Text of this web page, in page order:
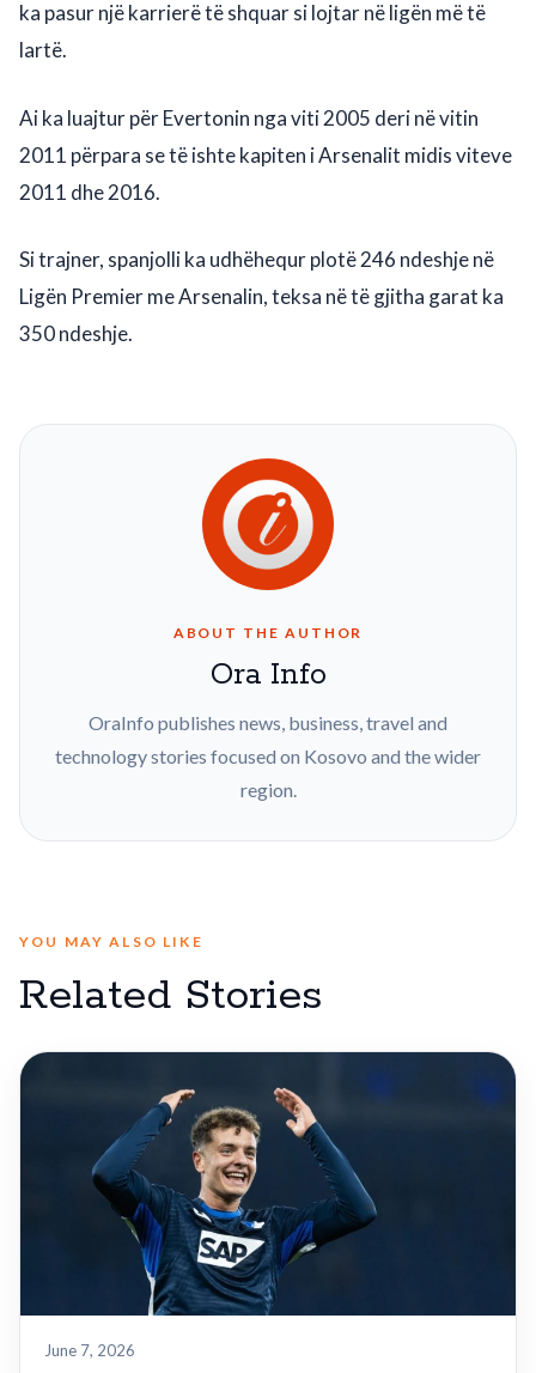
ka pasur një karrierë të shquar si lojtar në ligën më të
lartë.
Ai ka luajtur për Evertonin nga viti 2005 deri në vitin
2011 përpara se të ishte kapiten i Arsenalit midis viteve
2011 dhe 2016.
Si trajner, spanjolli ka udhëhequr plotë 246 ndeshje në
Ligën Premier me Arsenalin, teksa në të gjitha garat ka
350 ndeshje.
ABOUT THE AUTHOR
Ora Info
OraInfo publishes news, business, travel and
technology stories focused on Kosovo and the wider
region.
YOU MAY ALSO LIKE
Related Stories
June 7, 2026